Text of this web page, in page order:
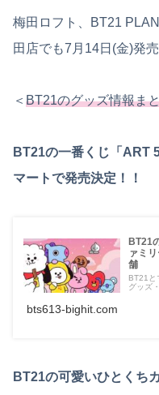
梅田ロフト、BT21
田店でも7月14日(金)発売
＜ BT21のグッズ情報ま
BT21の一番くじ「ART
マートで発売決定！！
BT21
ァミ
舗
BT21と
グッズ
bts613-bighit.com
BT21の可愛いひとくち